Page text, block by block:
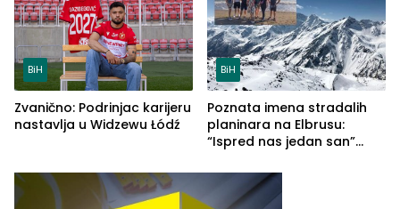
BiH
Zvanično: Podrinjac karijeru
nastavlja u Widzewu Łódź
BiH
Poznata imena stradalih
planinara na Elbrusu:
“Ispred nas jedan san”